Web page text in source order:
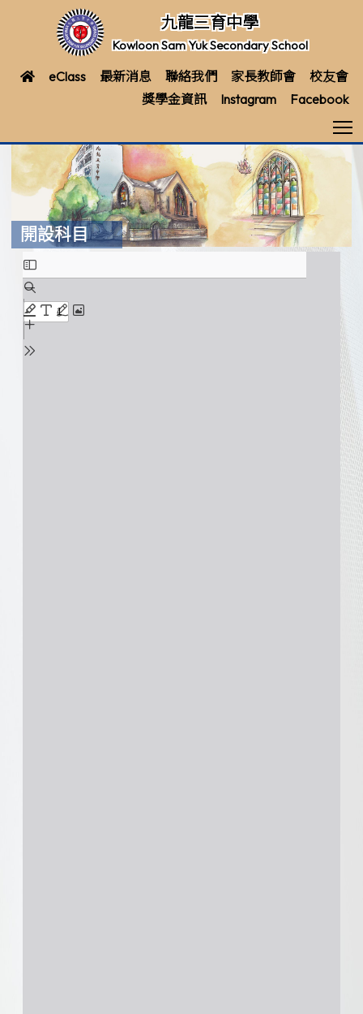
九龍三育中學
Kowloon Sam Yuk Secondary School
eClass 最新消息 聯絡我們 家長教師會
校友會
獎學金資訊
Instagram Facebook
開設科目